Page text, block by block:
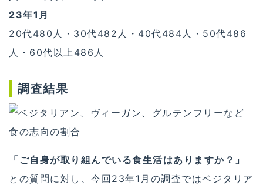
23年1月
20代480人・30代482人・40代484人・50代486
人・60代以上486人
調査結果
「ご自身が取り組んでいる食生活はありますか？」
との質問に対し、今回23年1月の調査ではベジタリア